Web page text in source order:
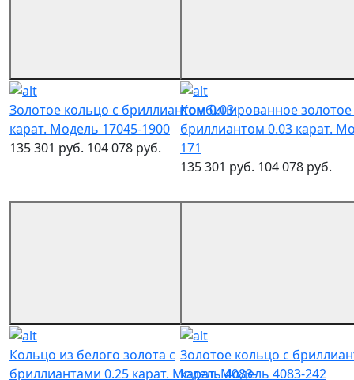
Золотое кольцо с бриллиантом 0.03
карат. Модель 17045-1900
135 301 руб. 104 078 руб.
Комбинированное золотое
бриллиантом 0.03 карат.
171
135 301 руб. 104 078 руб.
Кольцо из белого золота с
бриллиантами 0.25 карат. Модель 4083-
Золотое кольцо с
карат. Модель 4083-242